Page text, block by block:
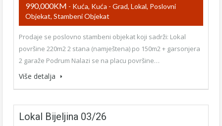
990,000KM - Kuća, Kuća - Grad, Lokal, Poslovni
Objekat, Stambeni Objekat
Prodaje se poslovno stambeni objekat koji sadrži: Lokal
površine 220m2 2 stana (namještena) po 150m2 + garsonjera
2 garaže Podrum Nalazi se na placu površine…
Više detalja
Lokal Bijeljina 03/26